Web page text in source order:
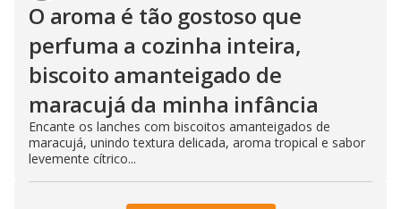
O aroma é tão gostoso que
perfuma a cozinha inteira,
biscoito amanteigado de
maracujá da minha infância
Encante os lanches com biscoitos amanteigados de
maracujá, unindo textura delicada, aroma tropical e sabor
levemente cítrico...